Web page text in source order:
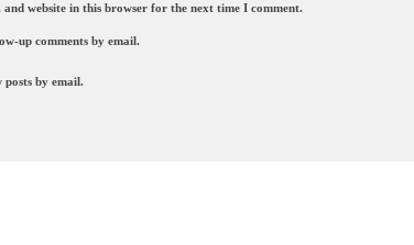
and website in this browser for the next time I comment.
up comments by email.
by email.